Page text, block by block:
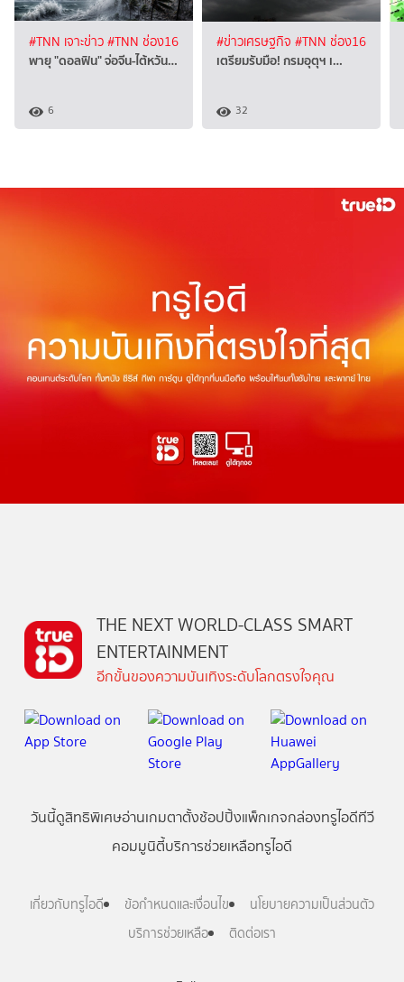
#TNN เจาะข่าว#TNN ช่อง16
พายุ "ดอลฟิน" จ่อจีน-ไต้หวัน…
6
#ข่าวเศรษฐกิจ #TNN ช่อง16
เตรียมรับมือ! กรมอุตุฯ เ…
32
THE NEXT WORLD-CLASS SMART
ENTERTAINMENT
อีกขั้นของความบันเทิงระดับโลกตรงใจคุณ
วันนี้ดูสิทธิพิเศษอ่านเกมตาตั้งช้อปปิ้งแพ็กเกจกล่องทรูไอดีทีวี
คอมมูนิตี้บริการช่วยเหลือทรูไอดี
เกี่ยวกับทรูไอดี ข้อกำหนดและเงื่อนไข
นโยบายความเป็นส่วนตัว
บริการช่วยเหลือ
ติดต่อเรา